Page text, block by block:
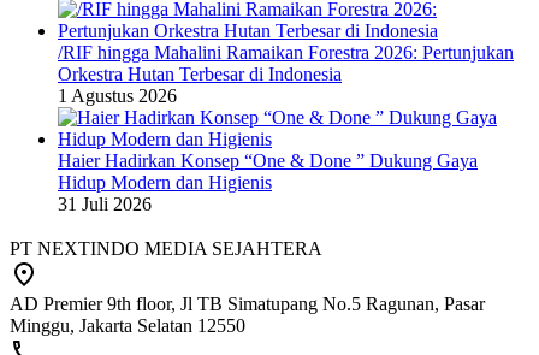
/RIF hingga Mahalini Ramaikan Forestra 2026: Pertunjukan
Orkestra Hutan Terbesar di Indonesia
1 Agustus 2026
Haier Hadirkan Konsep “One & Done ” Dukung Gaya
Hidup Modern dan Higienis
31 Juli 2026
PT NEXTINDO MEDIA SEJAHTERA
AD Premier 9th floor, Jl TB Simatupang No.5 Ragunan, Pasar
Minggu, Jakarta Selatan 12550